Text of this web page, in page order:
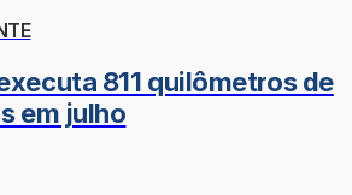
811 quilômetros de
em julho